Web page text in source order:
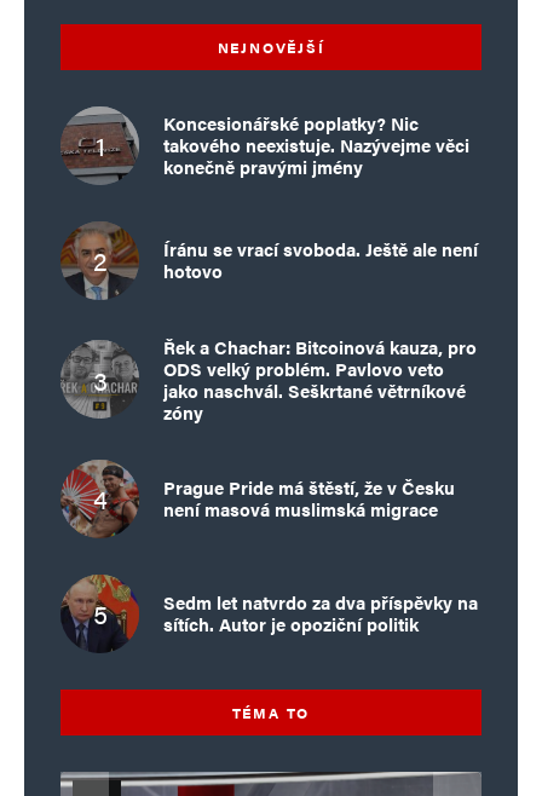
NEJNOVĚJŠÍ
Koncesionářské poplatky? Nic
takového neexistuje. Nazývejme věci
konečně pravými jmény
Íránu se vrací svoboda. Ještě ale není
hotovo
Řek a Chachar: Bitcoinová kauza, pro
ODS velký problém. Pavlovo veto
jako naschvál. Seškrtané větrníkové
zóny
Prague Pride má štěstí, že v Česku
není masová muslimská migrace
Sedm let natvrdo za dva příspěvky na
sítích. Autor je opoziční politik
TÉMA TO